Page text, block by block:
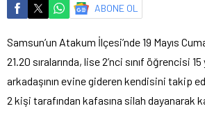
ABONE OL
Samsun’un Atakum İlçesi’nde 19 Mayıs
21.20 sıralarında, lise 2’nci sınıf öğrencisi
arkadaşının evine gideren kendisini takip
2 kişi tarafından kafasına silah dayanarak